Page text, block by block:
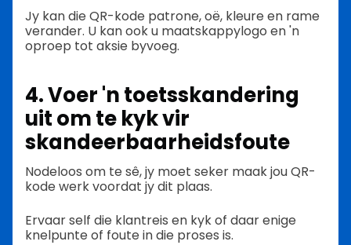
Jy kan die QR-kode patrone, oë, kleure en rame
verander. U kan ook u maatskappylogo en 'n
oproep tot aksie byvoeg.
4. Voer 'n toetsskandering
uit om te kyk vir
skandeerbaarheidsfoute
Nodeloos om te sê, jy moet seker maak jou QR-
kode werk voordat jy dit plaas.
Ervaar self die klantreis en kyk of daar enige
knelpunte of foute in die proses is.